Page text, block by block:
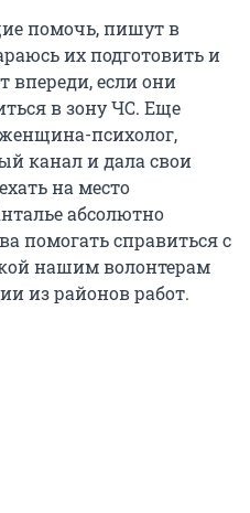
помочь, пишут в
их подготовить и
впереди, если они
в зону ЧС. Еще
психолог,
канал и дала свои
на место
абсолютно
помогать справиться с
нашим волонтерам
из районов работ.